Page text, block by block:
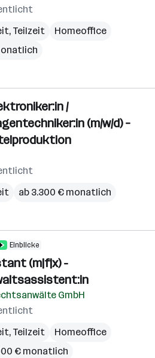
Teilzeit
Homeoffice
/
(m/w/d) –
ab 3.300 € monatlich
Einblicke
(m|f|x) -
GmbH
Teilzeit
Homeoffice
€ monatlich